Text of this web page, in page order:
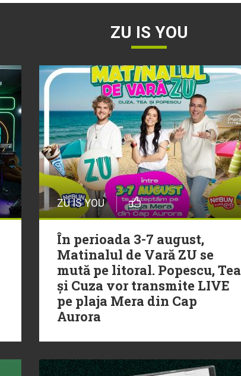
ZU IS YOU
ZU IS YOU
În perioada 3-7 august,
Matinalul de Vară ZU se
mută pe litoral. Popescu, Tea
și Cuza vor transmite LIVE
pe plaja Mera din Cap
Aurora